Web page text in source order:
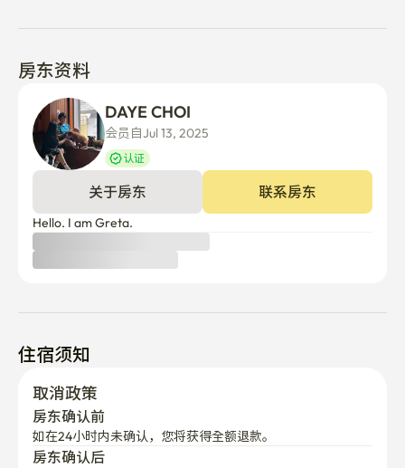
房东资料
DAYE CHOI
会员自Jul 13, 2025
认证
关于房东 联系房东
Hello. I am Greta.
住宿须知
取消政策
房东确认前
如在24小时内未确认，您将获得全额退款。
房东确认后